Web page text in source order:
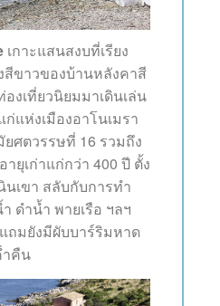
เกาะแสนสงบที่เรียง
งสีขาวของบ้านหลังคาสี
งเที่ยวนิยมมาเดินเล่น
แห่งเมืองอาโนเมรา
ศตวรรษที่ 16 รวมถึง
ยุเก่าแก่กว่า 400 ปี ตั้ง
นเขา สลับกับการทำ
ดำน้ำ พายเรือ ฯลฯ
ถมยังมีผับบาร์ริมหาด
คืน